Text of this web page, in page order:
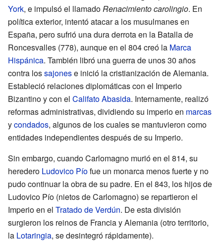
York, e impulsó el llamadoRenacimiento carolingio. En
política exterior, intentó atacar a los musulmanes en
España, pero sufrió una dura derrota en la Batalla de
Roncesvalles (778), aunque en el 804 creó la Marca
Hispánica. También libró una guerra de unos 30 años
contra lossajonese inició la cristianización de Alemania.
Estableció relaciones diplomáticas con el Imperio
Bizantino y con el Califato Abasida. Internamente, realizó
reformas administrativas, dividiendo su imperio en marcas
ycondados, algunos de los cuales se mantuvieron como
entidades independientes después de su Imperio.
Sin embargo, cuando Carlomagno murió en el 814, su
heredero Ludovico Píofue un monarca menos fuerte y no
pudo continuar la obra de su padre. En el 843, los hijos de
Ludovico Pío (nietos de Carlomagno) se repartieron el
Imperio en el Tratado de Verdún. De esta división
surgieron los reinos de Francia y Alemania (otro territorio,
la Lotaringia, se desintegró rápidamente).